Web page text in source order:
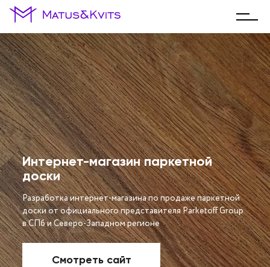
Интернет-магазин паркетной
доски
Разработка интернет-магазина по продаже паркетной
доски от официального представителя Parketoff Group
в СПб и Северо-Западном регионе
Смотреть сайт